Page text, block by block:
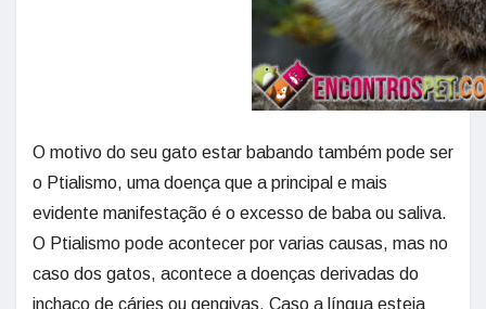
O motivo do seu gato estar babando também pode ser
o Ptialismo, uma doença que a principal e mais
evidente manifestação é o excesso de baba ou saliva.
O Ptialismo pode acontecer por varias causas, mas no
caso dos gatos, acontece a doenças derivadas do
inchaço de cáries ou gengivas. Caso a língua esteja